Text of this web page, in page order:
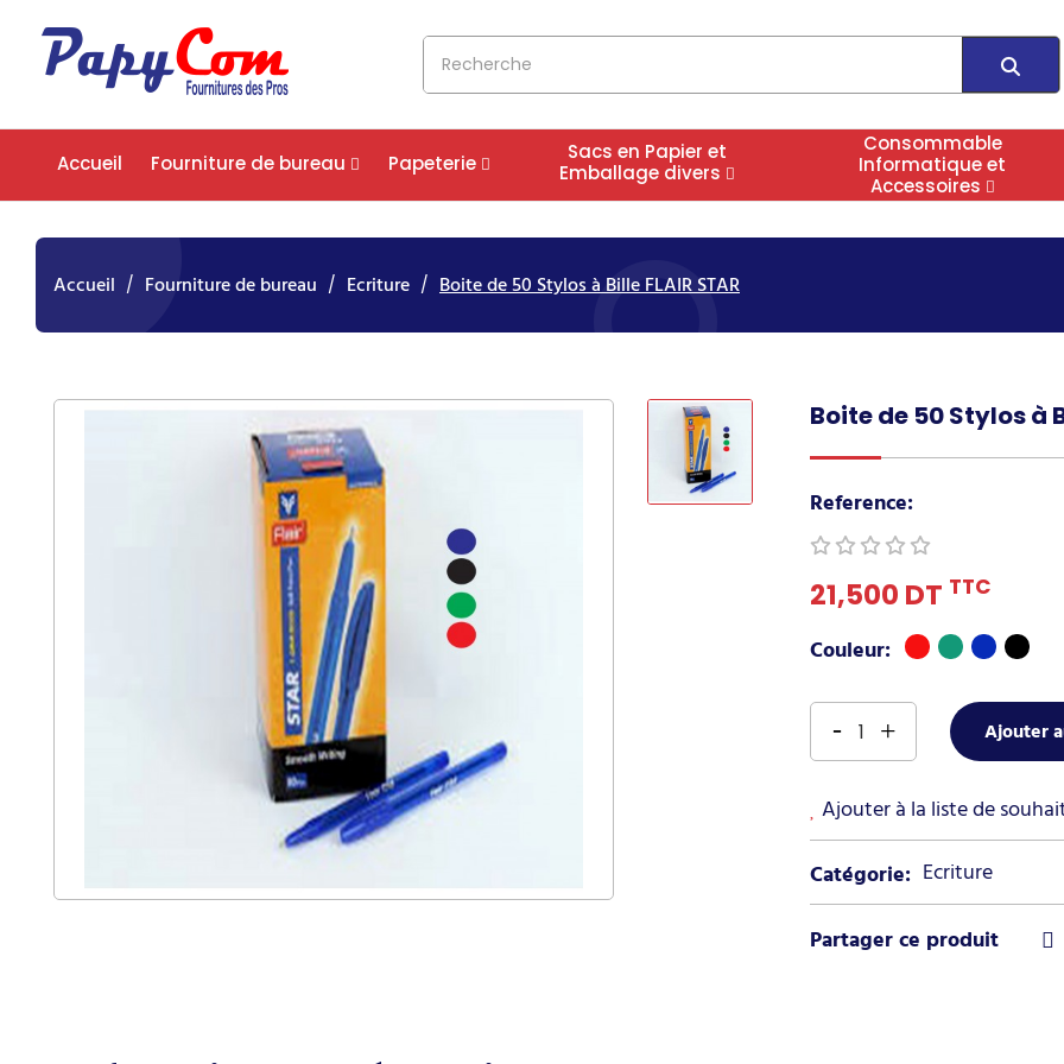
Accueil Fourniture de bureau Papeterie
Sacs en Papier et
Emballage divers
Consommable
Informatique et
Accessoires
Accueil Fourniture de bureau Ecriture Boite de 50 Stylos à Bille FLAIR STAR
Boite de 50 Stylos à
Reference:
21,500 DT TTC
Couleur: rougeVertbleuNoir
Ajouter
Ajouter à la liste de
Catégorie: Ecriture